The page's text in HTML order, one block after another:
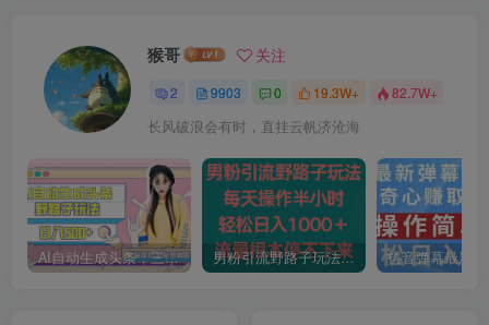
猴哥 关注
2 9903 0 19.3W+ 82.7W+
长风破浪会有时，直挂云帆济沧海
AI自动生成头条，三天必起号，三分钟轻松发布内容，复制粘贴，保姆级教… 男粉引流野路子玩法，每天操作半小时轻松日入1000＋，流量根本停不下来